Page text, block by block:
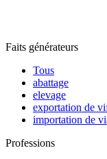
Faits générateurs
Tous
abattage
elevage
exportation de
importation de
Professions